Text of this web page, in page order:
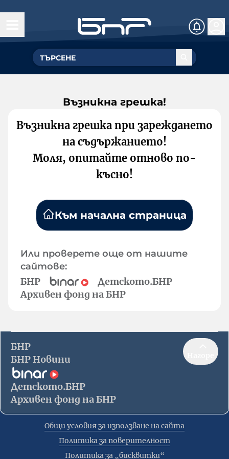
Възникна грешка!
Възникна грешка при зареждането
на съдържанието!
Моля, опитайте отново по-
късно!
Към начална страница
Или проверете още от нашите
сайтове:
БНР
Детското.БНР
Архивен фонд на БНР
БНР
БНР Новини
Детското.БНР
Архивен фонд на БНР
Общи условия за използване на сайта
Политика за поверителност
Политика за „бисквитки“